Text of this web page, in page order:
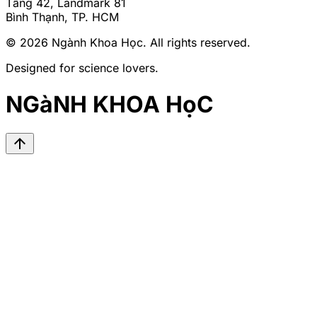
Tầng 42, Landmark 81
Bình Thạnh, TP. HCM
© 2026 Ngành Khoa Học. All rights reserved.
Designed for science lovers.
NGàNH KHOA HọC
arrow_upward